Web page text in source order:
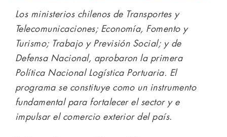
Los ministerios chilenos de Transportes y
Telecomunicaciones; Economía, Fomento y
Turismo; Trabajo y Previsión Social; y de
Defensa Nacional, aprobaron la primera
Política Nacional Logística Portuaria. El
programa se constituye como un instrumento
fundamental para fortalecer el sector y e
impulsar el comercio exterior del país.